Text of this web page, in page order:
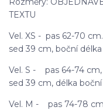
TEXTU
Vel. XS - pas 62-70
sed 39 cm, boční
Vel. S - pas 64-74
sed 39 cm, délka
Vel. M - pas 74-78